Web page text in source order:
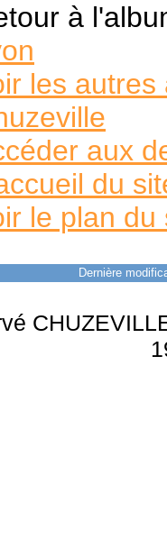
à
les
aux
du
le plan du
Dernière